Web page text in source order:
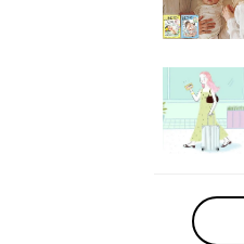
赤ち
育児日記・